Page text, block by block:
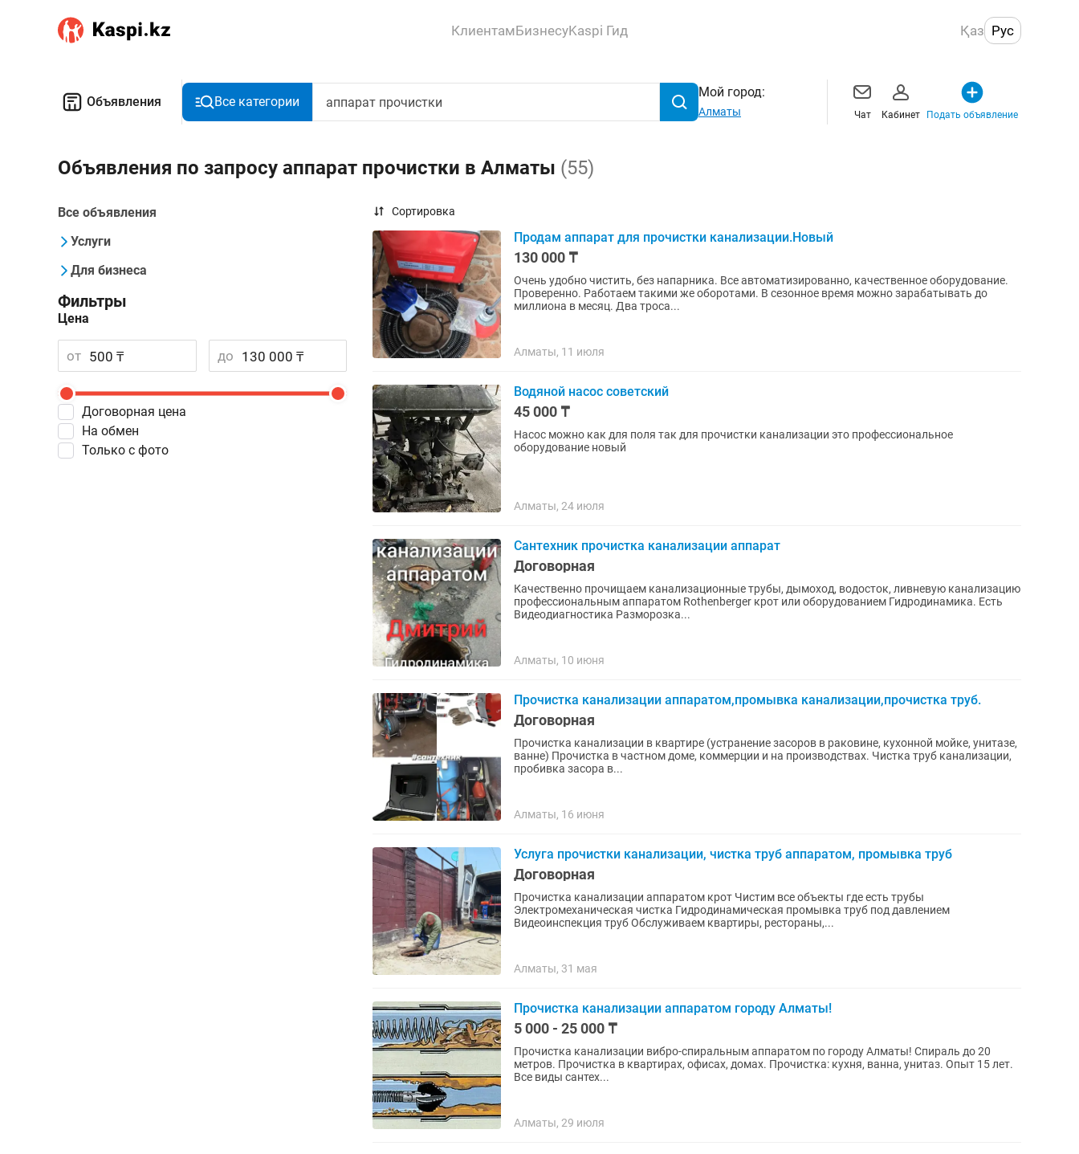
КлиентамБизнесуKaspi Гид Қаз Рус
Объявления Все категории
Мой город:
Алматы Чат Кабинет Подать объявление
Объявления по запросу аппарат прочистки в Алматы (55)
Все объявления
Услуги
Для бизнеса
Фильтры
Цена
от до
Договорная цена
На обмен
Только с фото
Сортировка
Продам аппарат для прочистки канализации.Новый
130 000 ₸
Очень удобно чистить, без напарника. Все автоматизированно, качественное оборудование.
Проверенно. Работаем такими же оборотами. В сезонное время можно зарабатывать до
миллиона в месяц. Два троса...
Алматы, 11 июля
Водяной насос советский
45 000 ₸
Насос можно как для поля так для прочистки канализации это профессиональное
оборудование новый
Алматы, 24 июля
Сантехник прочистка канализации аппарат
Договорная
Качественно прочищаем канализационные трубы, дымоход, водосток, ливневую канализацию
профессиональным аппаратом Rothenberger крот или оборудованием Гидродинамика. Есть
Видеодиагностика Разморозка...
Алматы, 10 июня
Прочистка канализации аппаратом,промывка канализации,прочистка труб.
Договорная
Прочистка канализации в квартире (устранение засоров в раковине, кухонной мойке, унитазе,
ванне) Прочистка в частном доме, коммерции и на производствах. Чистка труб канализации,
пробивка засора в...
Алматы, 16 июня
Услуга прочистки канализации, чистка труб аппаратом, промывка труб
Договорная
Прочистка канализации аппаратом крот Чистим все объекты где есть трубы
Электромеханическая чистка Гидродинамическая промывка труб под давлением
Видеоинспекция труб Обслуживаем квартиры, рестораны,...
Алматы, 31 мая
Прочистка канализации аппаратом городу Алматы!
5 000 - 25 000 ₸
Прочистка канализации вибро-спиральным аппаратом по городу Алматы! Спираль до 20
метров. Прочистка в квартирах, офисах, домах. Прочистка: кухня, ванна, унитаз. Опыт 15 лет.
Все виды сантех...
Алматы, 29 июля